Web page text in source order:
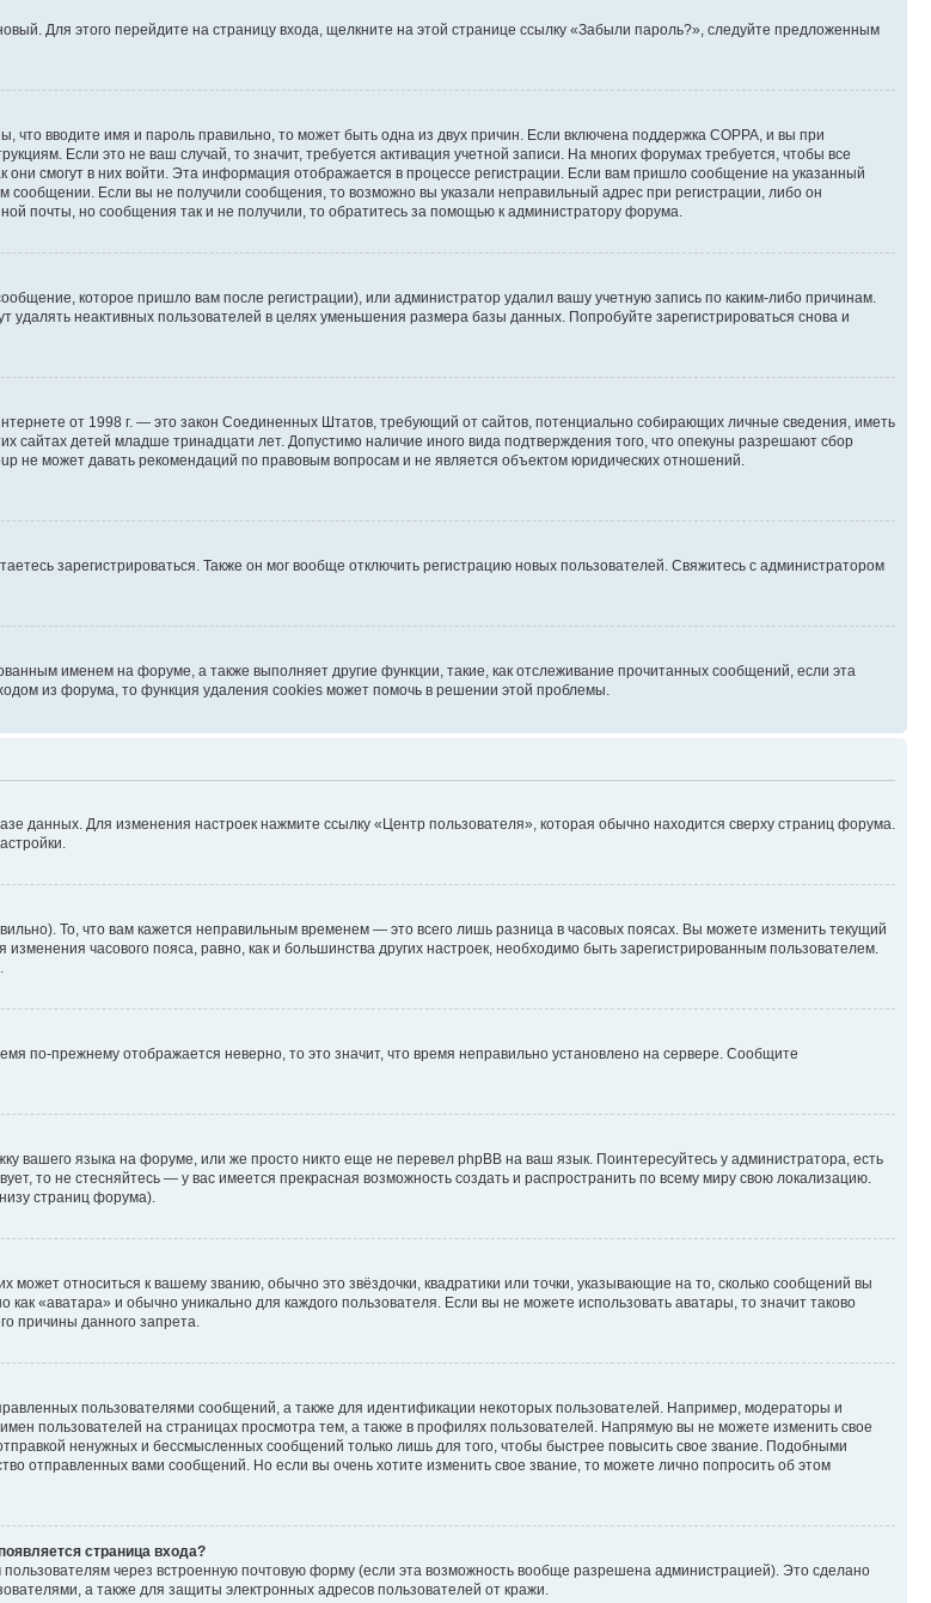
Для этого перейдите на страницу входа, щелкните на этой странице ссылку «Забыли пароль?», следуйте предложенным
вводите имя и пароль правильно, то может быть одна из двух причин. Если включена поддержка COPPA, и вы при
Если это не ваш случай, то значит, требуется активация учетной записи. На многих форумах требуется, чтобы все
смогут в них войти. Эта информация отображается в процессе регистрации. Если вам пришло сообщение на указанный
сообщении. Если вы не получили сообщения, то возможно вы указали неправильный адрес при регистрации, либо он
почты, но сообщения так и не получили, то обратитесь за помощью к администратору форума.
которое пришло вам после регистрации), или администратор удалил вашу учетную запись по каким-либо причинам.
неактивных пользователей в целях уменьшения размера базы данных. Попробуйте зарегистрироваться снова и
от 1998 г. — это закон Соединенных Штатов, требующий от сайтов, потенциально собирающих личные сведения, иметь
сайтах детей младше тринадцати лет. Допустимо наличие иного вида подтверждения того, что опекуны разрешают сбор
не может давать рекомендаций по правовым вопросам и не является объектом юридических отношений.
зарегистрироваться. Также он мог вообще отключить регистрацию новых пользователей. Свяжитесь с администратором
именем на форуме, а также выполняет другие функции, такие, как отслеживание прочитанных сообщений, если эта
из форума, то функция удаления cookies может помочь в решении этой проблемы.
данных. Для изменения настроек нажмите ссылку «Центр пользователя», которая обычно находится сверху страниц форума.
То, что вам кажется неправильным временем — это всего лишь разница в часовых поясах. Вы можете изменить текущий
часового пояса, равно, как и большинства других настроек, необходимо быть зарегистрированным пользователем.
по-прежнему отображается неверно, то это значит, что время неправильно установлено на сервере. Сообщите
вашего языка на форуме, или же просто никто еще не перевел phpBB на ваш язык. Поинтересуйтесь у администратора, есть
то не стесняйтесь — у вас имеется прекрасная возможность создать и распространить по всему миру свою локализацию.
страниц форума).
относиться к вашему званию, обычно это звёздочки, квадратики или точки, указывающие на то, сколько сообщений вы
«аватара» и обычно уникально для каждого пользователя. Если вы не можете использовать аватары, то значит таково
причины данного запрета.
пользователями сообщений, а также для идентификации некоторых пользователей. Например, модераторы и
пользователей на страницах просмотра тем, а также в профилях пользователей. Напрямую вы не можете изменить свое
ненужных и бессмысленных сообщений только лишь для того, чтобы быстрее повысить свое звание. Подобными
отправленных вами сообщений. Но если вы очень хотите изменить свое звание, то можете лично попросить об этом
страница входа?
через встроенную почтовую форму (если эта возможность вообще разрешена администрацией). Это сделано
а также для защиты электронных адресов пользователей от кражи.